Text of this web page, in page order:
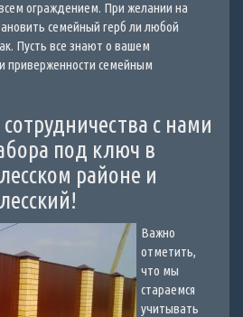
ограждением. При желании на
семейный герб ли любой
Пусть все знают о вашем
приверженности семейным
с нами
под ключ в
районе и
Важно
отметить,
что мы
стараемся
учитывать